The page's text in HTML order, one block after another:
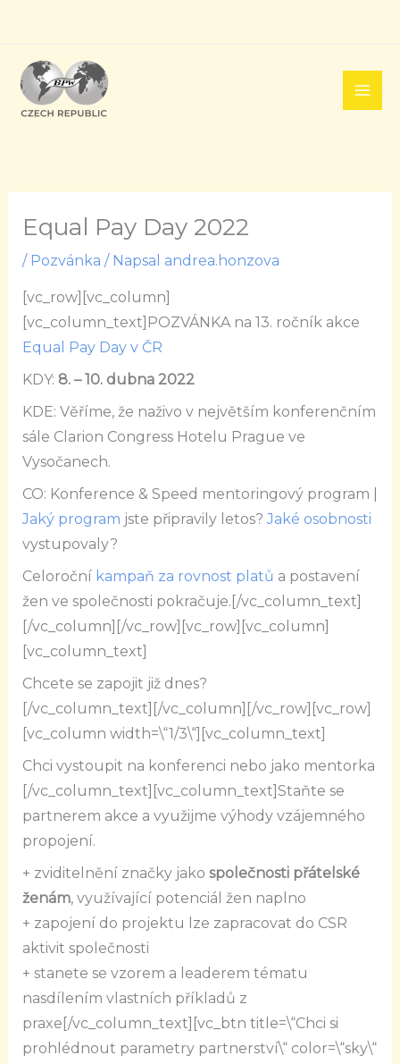
obsah
Equal Pay Day 2022
/ Pozvánka / Napsal andrea.honzova
[vc_row][vc_column]
[vc_column_text]POZVÁNKA na 13. ročník akce
Equal Pay Day v ČR
KDY: 8. – 10. dubna 2022
KDE: Věříme, že naživo v největším konferenčním
sále Clarion Congress Hotelu Prague ve
Vysočanech.
CO: Konference & Speed mentoringový program |
Jaký program jste připravily letos?Jaké osobnosti
vystupovaly?
Celoroční kampaň za rovnost platů a postavení
žen ve společnosti pokračuje.[/vc_column_text]
[/vc_column][/vc_row][vc_row][vc_column]
[vc_column_text]
Chcete se zapojit již dnes?
[/vc_column_text][/vc_column][/vc_row][vc_row]
[vc_column width=\“1/3\“][vc_column_text]
Chci vystoupit na konferenci nebo jako mentorka
[/vc_column_text][vc_column_text]Staňte se
partnerem akce a využijme výhody vzájemného
propojení.
+ zviditelnění značky jako společnosti přátelské
ženám, využívající potenciál žen naplno
+ zapojení do projektu lze zapracovat do CSR
aktivit společnosti
+ stanete se vzorem a leaderem tématu
nasdílením vlastních příkladů z
praxe[/vc_column_text][vc_btn title=\“Chci si
prohlédnout parametry partnerství\“ color=\“sky\“